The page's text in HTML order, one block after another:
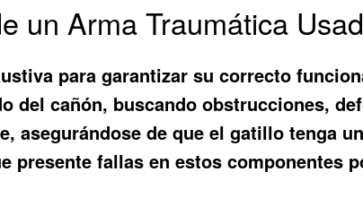
un Arma Traumática
para garantizar su correcto
del cañón, buscando obstrucciones,
asegurándose de que el gatillo tenga
presente fallas en estos componentes